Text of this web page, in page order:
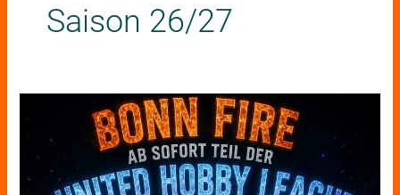
Saison 26/27